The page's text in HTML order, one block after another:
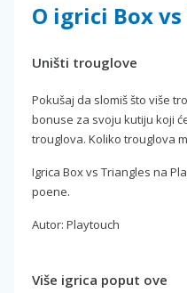
O igrici Box
Uništi trouglove
Pokušaj da slomiš što više
bonuse za svoju kutiju koji
trouglova. Koliko trouglova
Igrica Box vs Triangles na
poene.
Autor: Playtouch
Više igrica poput ove